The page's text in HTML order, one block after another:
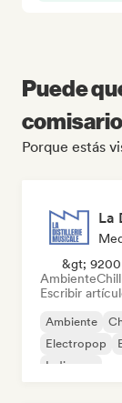
Puede
Porque estás
La
&gt; 9200
Ambiente
Escribir
Ambiente
Electropop
Indie pop